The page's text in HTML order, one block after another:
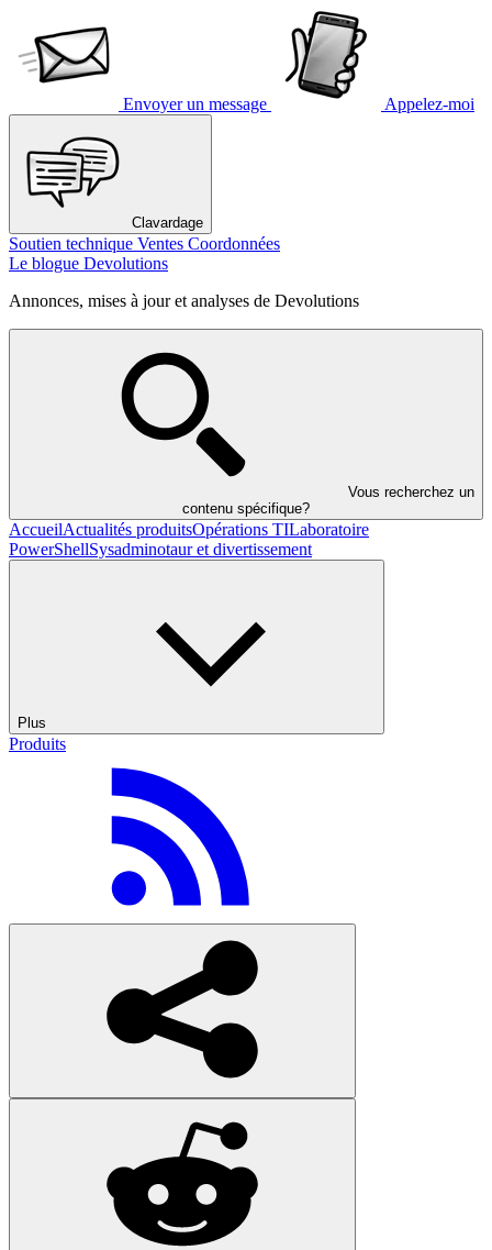
Envoyer un message Appelez-moi
Clavardage
Soutien technique Ventes Coordonnées
Le blogue Devolutions
Annonces, mises à jour et analyses de Devolutions
Vous recherchez un
contenu spécifique?
AccueilActualités produitsOpérations TILaboratoire
PowerShellSysadminotaur et divertissement
Plus
Produits